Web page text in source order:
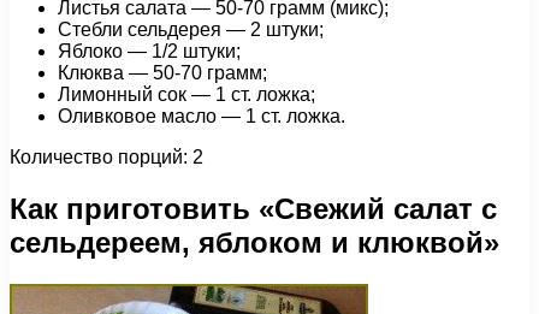
Листья салата — 50-70 грамм (микс);
Стебли сельдерея — 2 штуки;
Яблоко — 1/2 штуки;
Клюква — 50-70 грамм;
Лимонный сок — 1 ст. ложка;
Оливковое масло — 1 ст. ложка.
Количество порций: 2
Как приготовить «Свежий салат с
сельдереем, яблоком и клюквой»